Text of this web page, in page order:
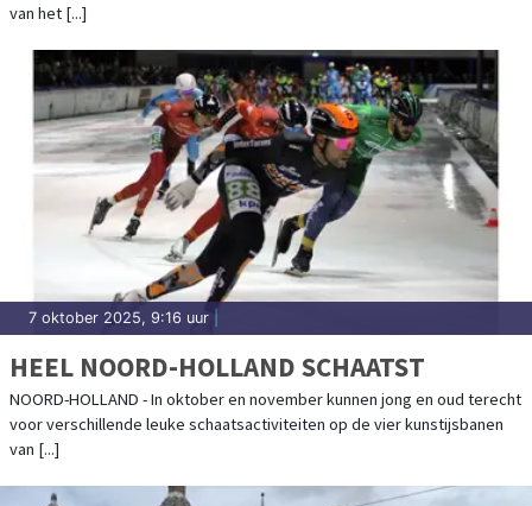
van het [...]
7 oktober 2025, 9:16 uur
HEEL NOORD-HOLLAND SCHAATST
NOORD-HOLLAND - In oktober en november kunnen jong en oud terecht
voor verschillende leuke schaatsactiviteiten op de vier kunstijsbanen
van [...]